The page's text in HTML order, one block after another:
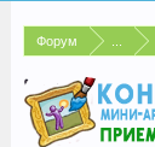
Форум